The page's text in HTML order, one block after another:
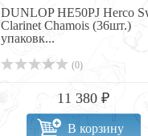
DUNLOP HE50PJ Herco
Clarinet Chamois (36шт.)
упаковк...
(0)
11 380 ₽
В корзину